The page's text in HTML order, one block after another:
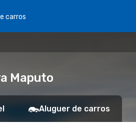
carros
Maputo
Aluguer de carros